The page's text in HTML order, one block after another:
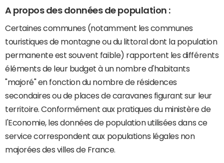
A propos des données de population :
Certaines communes (notamment les communes
touristiques de montagne ou du littoral dont la population
permanente est souvent faible) rapportent les différents
éléments de leur budget à un nombre d'habitants
"majoré" en fonction du nombre de résidences
secondaires ou de places de caravanes figurant sur leur
territoire. Conformément aux pratiques du ministère de
l'Economie, les données de population utilisées dans ce
service correspondent aux populations légales non
majorées des villes de France.